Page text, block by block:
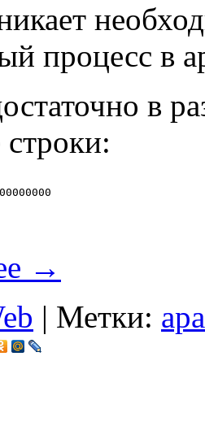
процесс в
в
→
| Метки: